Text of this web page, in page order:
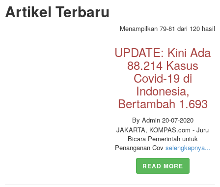
Artikel Terbaru
Menampilkan 79-81 dari 120 hasil
UPDATE: Kini Ada
88.214 Kasus
Covid-19 di
Indonesia,
Bertambah 1.693
By Admin 20-07-2020
JAKARTA, KOMPAS.com - Juru
Bicara Pemerintah untuk
Penanganan Cov selengkapnya...
READ MORE